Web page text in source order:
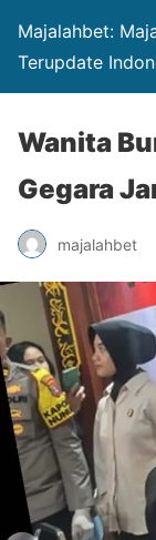
Majalahbet:
Terupdate
Wanita
Gegara
majalahbet